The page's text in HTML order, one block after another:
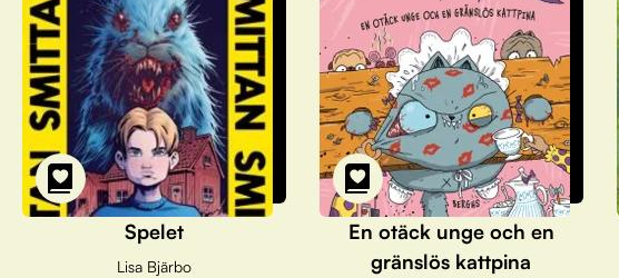
Spelet
Lisa Bjärbo
En otäck unge och en
gränslös kattpina